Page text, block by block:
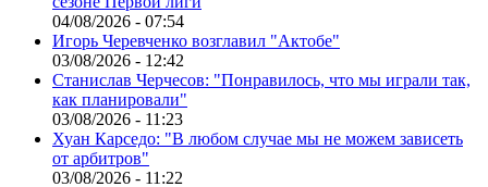
04/08/2026 - 07:54
Игорь Черевченко возглавил "Актобе"
03/08/2026 - 12:42
Станислав Черчесов: "Понравилось, что мы играли так,
как планировали"
03/08/2026 - 11:23
Хуан Карседо: "В любом случае мы не можем зависеть
от арбитров"
03/08/2026 - 11:22